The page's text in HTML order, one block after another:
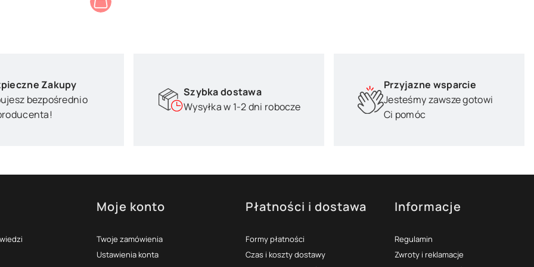
Zakupy
bezpośrednio
Szybka dostawa
Wysyłka w 1-2 dni robocze
Przyjazne wsparcie
Jesteśmy zawsze gotowi
Ci pomóc
Moje konto
Twoje zamówienia
Ustawienia konta
Płatności i dostawa
Formy płatności
Czas i koszty dostawy
Informacje
Regulamin
Zwroty i reklamacje